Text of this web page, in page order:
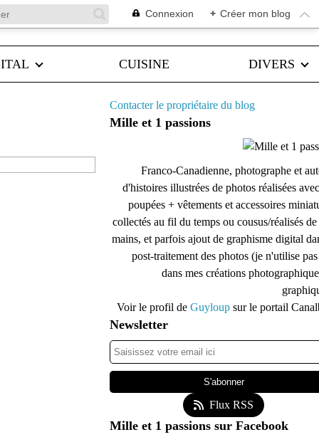
Connexion + Créer mon blog
CUISINE DIVERS
Contacter le propriétaire du blog
Mille et 1 passions
Franco-Canadienne, photographe et
d'histoires illustrées de photos réalisées
poupées + vêtements et accessoires
collectés au fil du temps ou cousus/réalisés de
mains, et parfois ajout de graphisme digital
post-traitement des photos (je n'utilise
dans mes créations
Voir le profil de Guyloup sur le portail
Newsletter
Flux RSS
Mille et 1 passions sur Facebook